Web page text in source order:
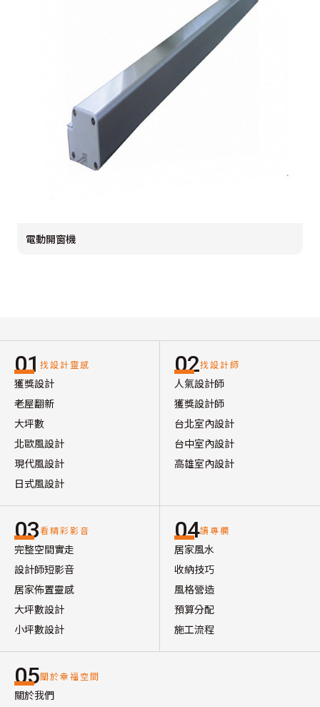
電動開窗機
01 找設計靈感
獲獎設計
老屋翻新
大坪數
北歐風設計
現代風設計
日式風設計
02找設計師
人氣設計師
獲獎設計師
台北室內設計
台中室內設計
高雄室內設計
03看精彩影音
完整空間實走
設計師短影音
居家佈置靈感
大坪數設計
小坪數設計
04讀專欄
居家風水
收納技巧
風格營造
預算分配
施工流程
05關於幸福空間
關於我們